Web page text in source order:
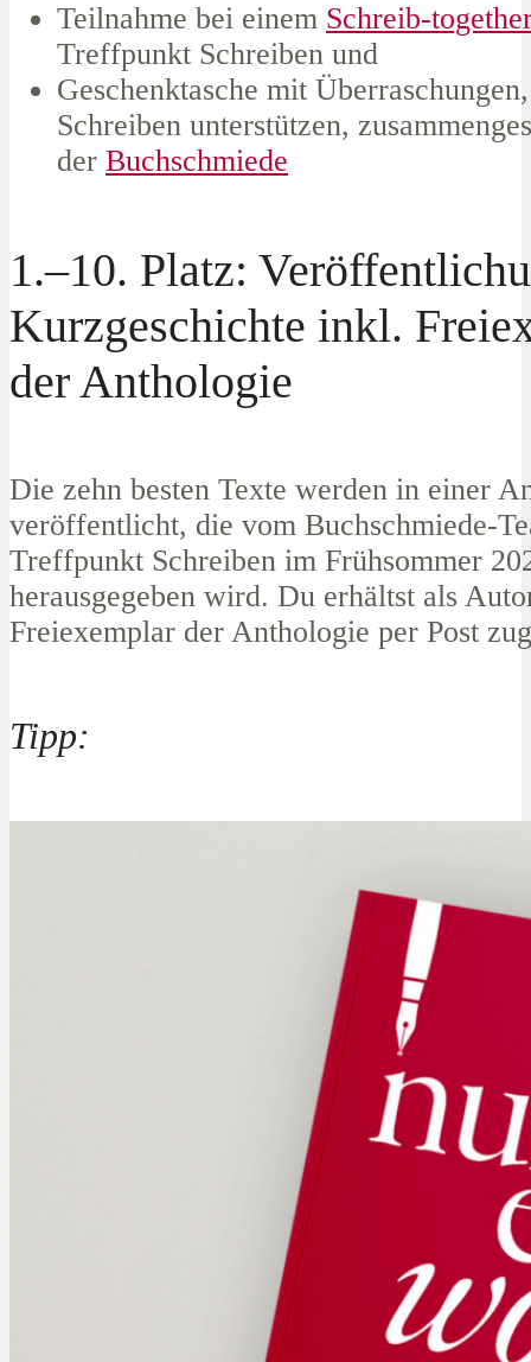
Teilnahme bei einem Schreib-
Treffpunkt Schreiben und
Geschenktasche mit
Schreiben unterstützen,
der Buchschmiede
1.–10. Platz:
Kurzgeschichte inkl.
der Anthologie
Die zehn besten Texte werden in einer
veröffentlicht, die vom Buchschmiede-
Treffpunkt Schreiben im Frühsommer
herausgegeben wird. Du erhältst als
Freiexemplar der Anthologie per Post
Tipp: